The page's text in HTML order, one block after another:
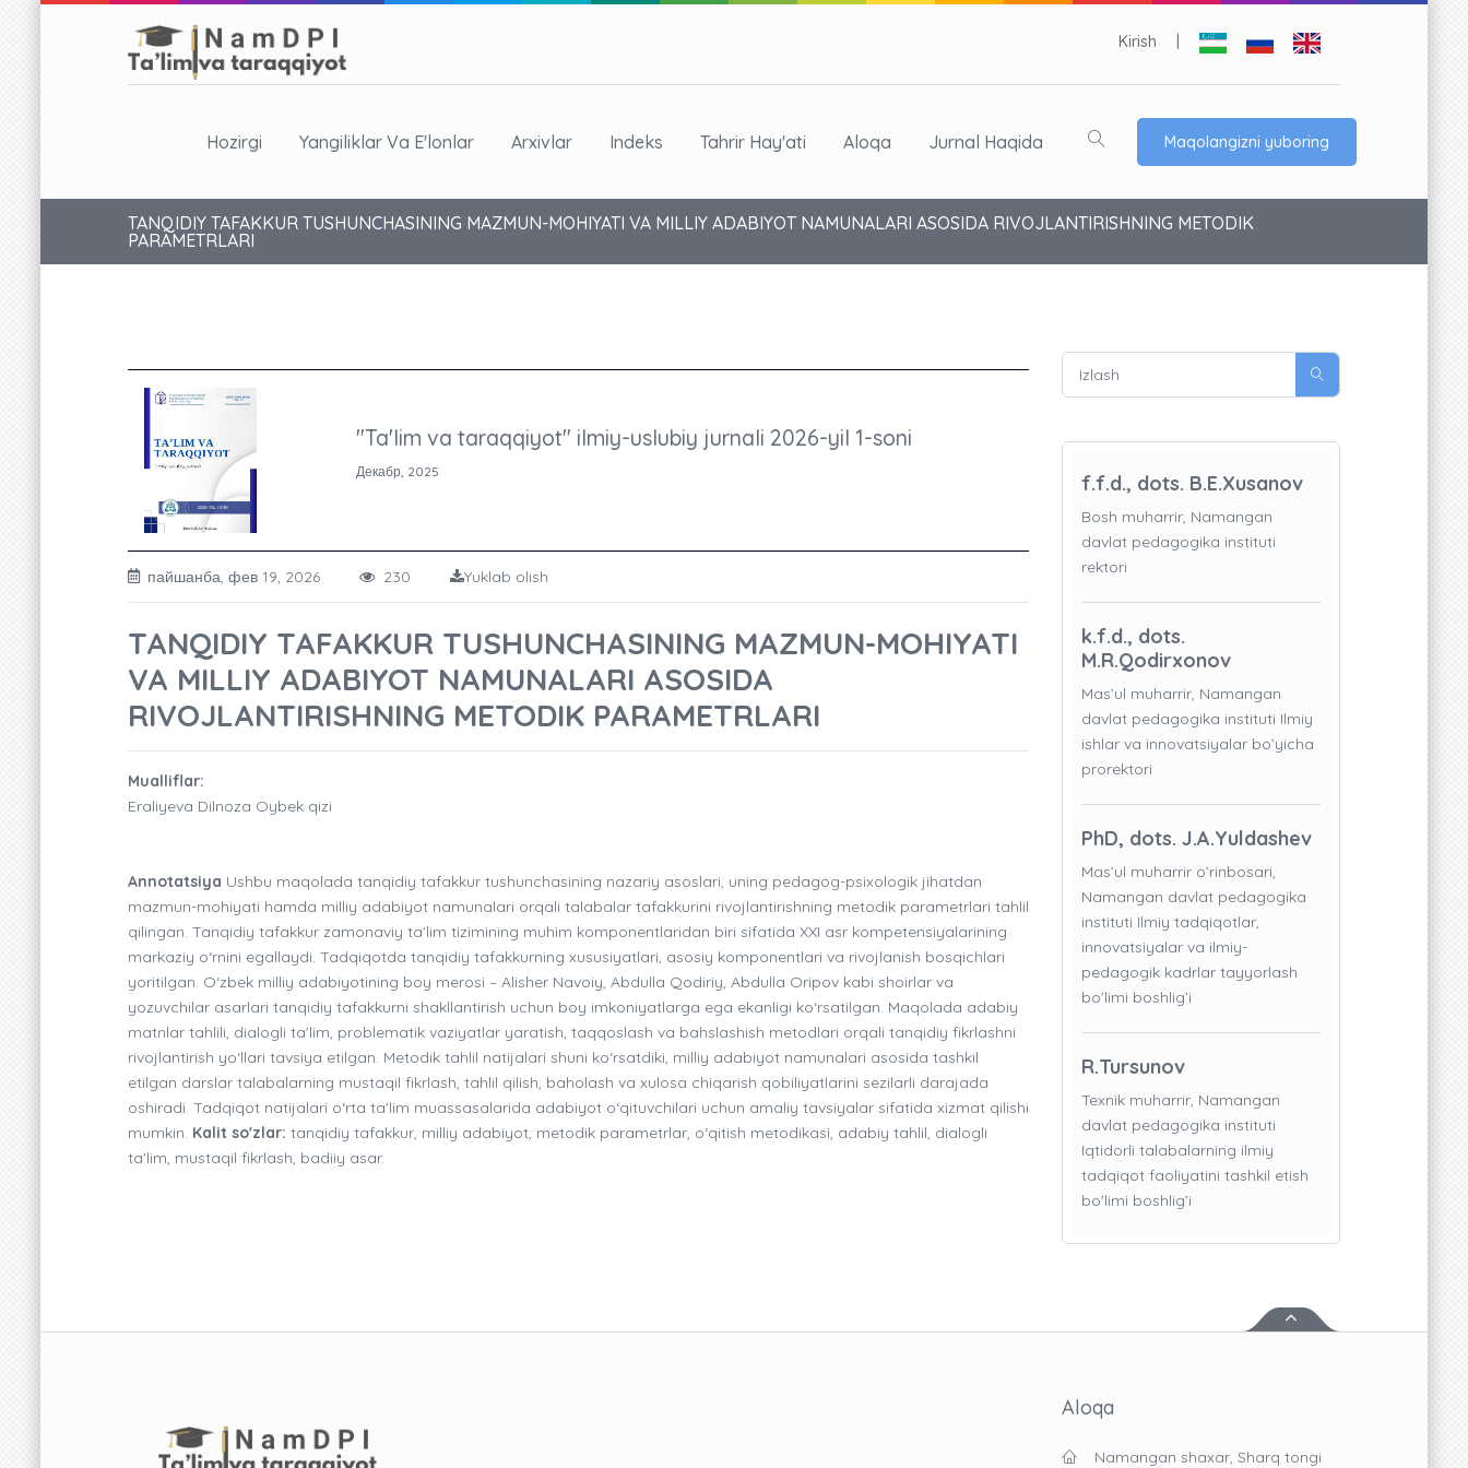
Kirish
Hozirgi Yangiliklar Va E'lonlar Arxivlar Indeks Tahrir Hay'ati Aloqa Jurnal Haqida Maqolangizni yuboring
TANQIDIY TAFAKKUR TUSHUNCHASINING MAZMUN-MOHIYATI VA MILLIY ADABIYOT NAMUNALARI ASOSIDA RIVOJLANTIRISHNING METODIK
PARAMETRLARI
"Ta'lim va taraqqiyot" ilmiy-uslubiy jurnali 2026-yil 1-soni
Декабр, 2025
пайшанба, фев 19, 2026 230 Yuklab olish
TANQIDIY TAFAKKUR TUSHUNCHASINING MAZMUN-MOHIYATI
VA MILLIY ADABIYOT NAMUNALARI ASOSIDA
RIVOJLANTIRISHNING METODIK PARAMETRLARI
Mualliflar:
Eraliyeva Dilnoza Oybek qizi
Annotatsiya Ushbu maqolada tanqidiy tafakkur tushunchasining nazariy asoslari, uning pedagog-psixologik jihatdan
mazmun-mohiyati hamda milliy adabiyot namunalari orqali talabalar tafakkurini rivojlantirishning metodik parametrlari tahlil
qilingan. Tanqidiy tafakkur zamonaviy ta'lim tizimining muhim komponentlaridan biri sifatida XXI asr kompetensiyalarining
markaziy o‘rnini egallaydi. Tadqiqotda tanqidiy tafakkurning xususiyatlari, asosiy komponentlari va rivojlanish bosqichlari
yoritilgan. O‘zbek milliy adabiyotining boy merosi – Alisher Navoiy, Abdulla Qodiriy, Abdulla Oripov kabi shoirlar va
yozuvchilar asarlari tanqidiy tafakkurni shakllantirish uchun boy imkoniyatlarga ega ekanligi ko‘rsatilgan. Maqolada adabiy
matnlar tahlili, dialogli ta'lim, problematik vaziyatlar yaratish, taqqoslash va bahslashish metodlari orqali tanqidiy fikrlashni
rivojlantirish yo‘llari tavsiya etilgan. Metodik tahlil natijalari shuni ko‘rsatdiki, milliy adabiyot namunalari asosida tashkil
etilgan darslar talabalarning mustaqil fikrlash, tahlil qilish, baholash va xulosa chiqarish qobiliyatlarini sezilarli darajada
oshiradi. Tadqiqot natijalari o‘rta ta'lim muassasalarida adabiyot o‘qituvchilari uchun amaliy tavsiyalar sifatida xizmat qilishi
mumkin. Kalit so'zlar: tanqidiy tafakkur, milliy adabiyot, metodik parametrlar, o‘qitish metodikasi, adabiy tahlil, dialogli
ta'lim, mustaqil fikrlash, badiiy asar.
f.f.d., dots. B.E.Xusanov
Bosh muharrir, Namangan
davlat pedagogika instituti
rektori
k.f.d., dots.
M.R.Qodirxonov
Mas’ul muharrir, Namangan
davlat pedagogika instituti Ilmiy
ishlar va innovatsiyalar bo’yicha
prorektori
PhD, dots. J.A.Yuldashev
Mas’ul muharrir o’rinbosari,
Namangan davlat pedagogika
instituti Ilmiy tadqiqotlar,
innovatsiyalar va ilmiy-
pedagogik kadrlar tayyorlash
bo'limi boshlig’i
R.Tursunov
Texnik muharrir, Namangan
davlat pedagogika instituti
Iqtidorli talabalarning ilmiy
tadqiqot faoliyatini tashkil etish
bo'limi boshlig’i
Aloqa
Namangan shaxar, Sharq tongi